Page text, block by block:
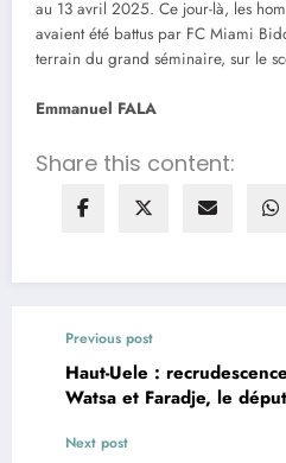
au 13 avril 2025. Ce jour-là, les
avaient été battus par FC Miami
terrain du grand séminaire, sur le
Emmanuel FALA
Share this content:
Previous post
Haut-Uele :
Watsa et Faradje, le
Next post